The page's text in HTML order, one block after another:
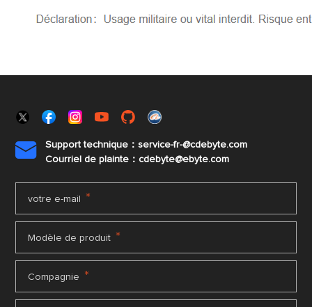

Support technique：service-fr-@cdebyte.com
Courriel de plainte：cdebyte@ebyte.com
votre e-mail *
Modèle de produit *
Compagnie *